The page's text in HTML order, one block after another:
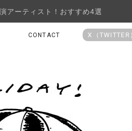
アーティスト！おすすめ4選
CONTACT X（TWITTER